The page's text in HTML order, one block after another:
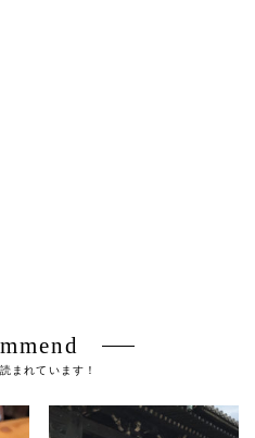
まれています！